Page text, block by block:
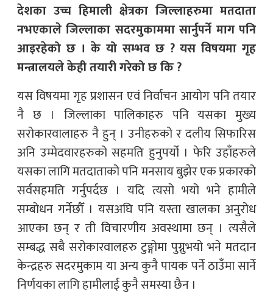
देशका उच्च हिमाली क्षेत्रका जिल्लाहरुमा मतदाता
नभएकाले जिल्लाका सदरमुकाममा सार्नुपर्ने माग पनि
आइरहेको छ । के यो सम्भव छ ? यस विषयमा गृह
मन्त्रालयले केही तयारी गरेको छ कि ?
यस विषयमा गृह प्रशासन एवं निर्वाचन आयोग पनि तयार
नै छ । जिल्लाका पालिकाहरु पनि यसका मुख्य
सरोकारवालाहरु नै हुन् । उनीहरुको र दलीय सिफारिस
अनि उम्मेदवारहरुको सहमति हुनुपर्यो । फेरि उहाँहरुले
यसका लागि मतदाताको पनि मनसाय बुझेर एक प्रकारको
सर्वसहमति गर्नुपर्दछ । यदि त्यसो भयो भने हामीले
सम्बोधन गर्नेछौँ । यसअघि पनि यस्ता खालका अनुरोध
आएका छन् र ती विचारणीय अवस्थामा छन् । त्यसैले
सम्बद्ध सबै सरोकारवालहरु टुङ्गोमा पुग्नुभयो भने मतदान
केन्द्रहरु सदरमुकाम या अन्य कुनै पायक पर्ने ठाउँमा सार्ने
निर्णयका लागि हामीलाई कुनै समस्या छैन ।